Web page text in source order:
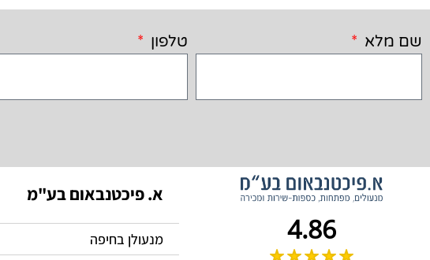
שם מלא טלפון
4.86
א. פיכטנבאום בע"מ
מנעולן בחיפה